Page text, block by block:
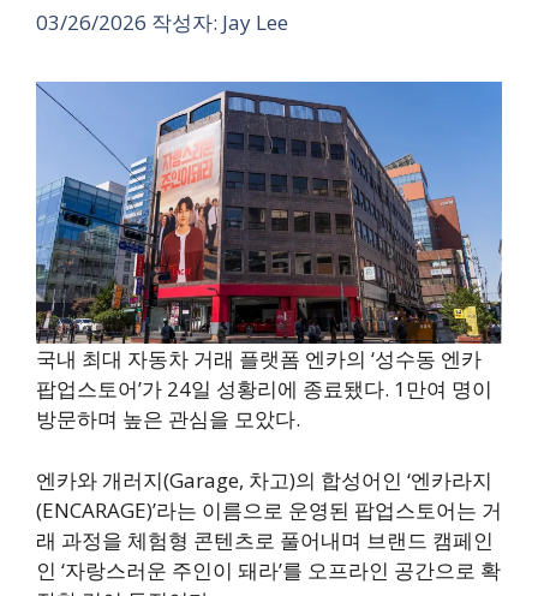
03/26/2026 작성자: Jay Lee
국내 최대 자동차 거래 플랫폼 엔카의 ‘성수동 엔카
팝업스토어’가 24일 성황리에 종료됐다. 1만여 명이
방문하며 높은 관심을 모았다.
엔카와 개러지(Garage, 차고)의 합성어인 ‘엔카라지
(ENCARAGE)’라는 이름으로 운영된 팝업스토어는 거
래 과정을 체험형 콘텐츠로 풀어내며 브랜드 캠페인
인 ‘자랑스러운 주인이 돼라’를 오프라인 공간으로 확